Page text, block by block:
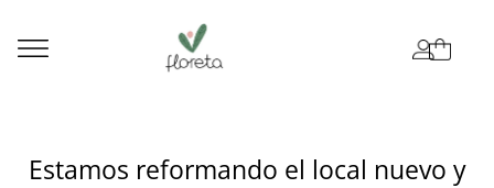
Estamos reformando el local nuevo y